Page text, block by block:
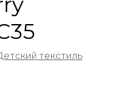
текстиль